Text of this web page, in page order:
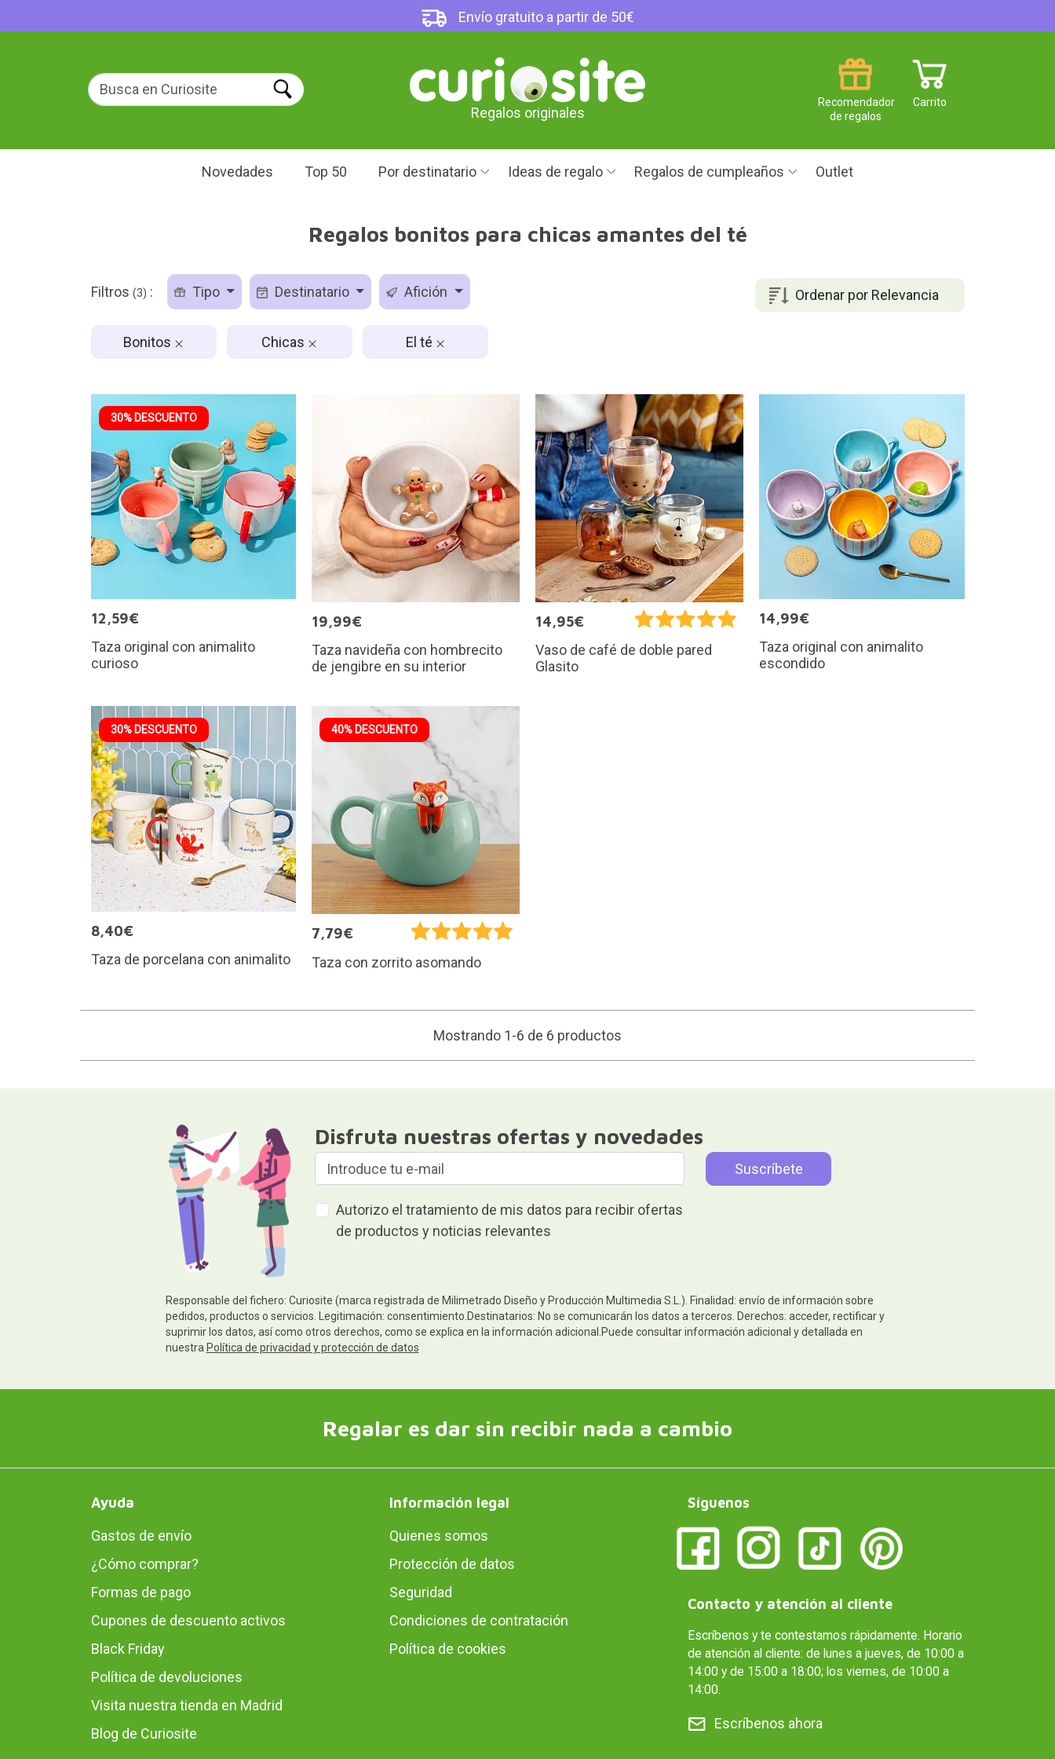
Envío gratuito a partir de 50€
Regalos originales
Carrito
Recomendador
de regalos
Novedades Top 50 Por destinatario Ideas de regalo Regalos de cumpleaños Outlet
Regalos bonitos para chicas amantes del té
Ordenar por Relevancia
Filtros (3) : Tipo Destinatario Afición
Bonitos Chicas El té
30% DESCUENTO
12,59€
Taza original con animalito
curioso
19,99€
Taza navideña con hombrecito
de jengibre en su interior
14,95€
Vaso de café de doble pared
Glasito
14,99€
Taza original con animalito
escondido
30% DESCUENTO
8,40€
Taza de porcelana con animalito
40% DESCUENTO
7,79€
Taza con zorrito asomando
Mostrando 1-6 de 6 productos
Disfruta nuestras ofertas y novedades
Autorizo el tratamiento de mis datos para recibir ofertas
de productos y noticias relevantes
Responsable del fichero: Curiosite (marca registrada de Milimetrado Diseño y Producción Multimedia S.L.). Finalidad: envío de información sobre
pedidos, productos o servicios. Legitimación: consentimiento.Destinatarios: No se comunicarán los datos a terceros. Derechos: acceder, rectificar y
suprimir los datos, así como otros derechos, como se explica en la información adicional.Puede consultar información adicional y detallada en
nuestra Política de privacidad y protección de datos
Regalar es dar sin recibir nada a cambio
Ayuda
Gastos de envío
¿Cómo comprar?
Formas de pago
Cupones de descuento activos
Black Friday
Política de devoluciones
Visita nuestra tienda en Madrid
Blog de Curiosite
Información legal
Quienes somos
Protección de datos
Seguridad
Condiciones de contratación
Política de cookies
Síguenos
Contacto y atención al cliente
Escríbenos y te contestamos rápidamente. Horario
de atención al cliente: de lunes a jueves, de 10:00 a
14:00 y de 15:00 a 18:00; los viernes, de 10:00 a
14:00.
Escríbenos ahora